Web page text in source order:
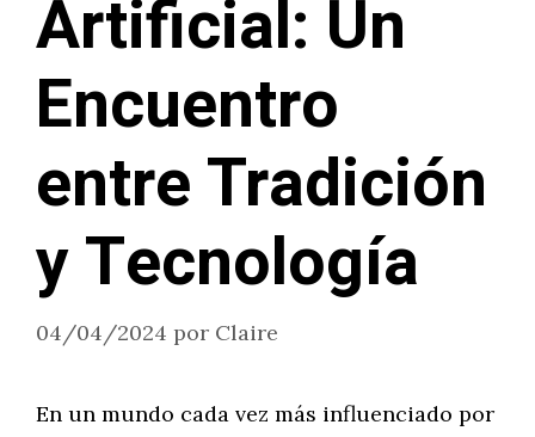
Artificial: Un
Encuentro
entre Tradición
y Tecnología
04/04/2024 por Claire
En un mundo cada vez más influenciado por